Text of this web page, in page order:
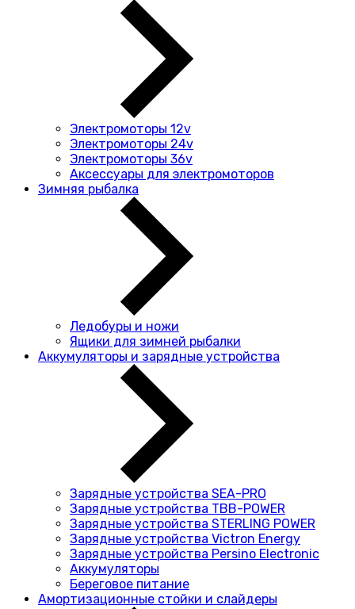
Электромоторы 12v
Электромоторы 24v
Электромоторы 36v
Аксессуары для электромоторов
Зимняя рыбалка
Ледобуры и ножи
Ящики для зимней рыбалки
Аккумуляторы и зарядные устройства
Зарядные устройства SEA-PRO
Зарядные устройства TBB-POWER
Зарядные устройства STERLING POWER
Зарядные устройства Victron Energy
Зарядные устройства Persino Electronic
Аккумуляторы
Береговое питание
Амортизационные стойки и слайдеры